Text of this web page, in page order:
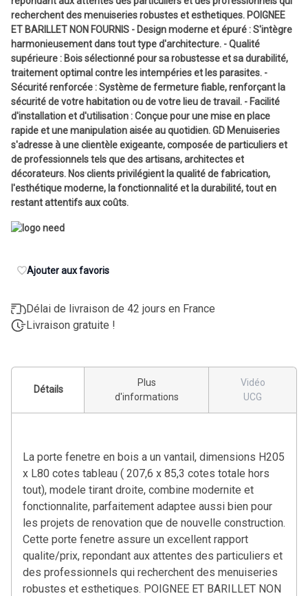
recherchent des menuiseries robustes et esthetiques. POIGNEE
ET BARILLET NON FOURNIS - Design moderne et épuré : S'intègre
harmonieusement dans tout type d'architecture. - Qualité
supérieure : Bois sélectionné pour sa robustesse et sa durabilité,
traitement optimal contre les intempéries et les parasites. -
Sécurité renforcée : Système de fermeture fiable, renforçant la
sécurité de votre habitation ou de votre lieu de travail. - Facilité
d'installation et d'utilisation : Conçue pour une mise en place
rapide et une manipulation aisée au quotidien. GD Menuiseries
s'adresse à une clientèle exigeante, composée de particuliers et
de professionnels tels que des artisans, architectes et
décorateurs. Nos clients privilégient la qualité de fabrication,
l'esthétique moderne, la fonctionnalité et la durabilité, tout en
restant attentifs aux coûts.
Ajouter aux favoris
Délai de livraison de 42 jours en France
Livraison gratuite !
Détails
Plus
d'informations
Vidéo
UCG
La porte fenetre en bois a un vantail, dimensions H205
x L80 cotes tableau ( 207,6 x 85,3 cotes totale hors
tout), modele tirant droite, combine modernite et
fonctionnalite, parfaitement adaptee aussi bien pour
les projets de renovation que de nouvelle construction.
Cette porte fenetre assure un excellent rapport
qualite/prix, repondant aux attentes des particuliers et
des professionnels qui recherchent des menuiseries
robustes et esthetiques. POIGNEE ET BARILLET NON